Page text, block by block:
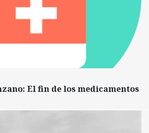
El fin de los medicamentos